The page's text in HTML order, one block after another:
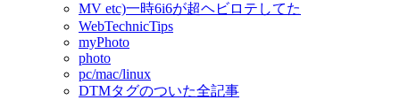
MV etc)一時6i6が超ヘビロテしてた
WebTechnicTips
myPhoto
photo
pc/mac/linux
DTMタグのついた全記事